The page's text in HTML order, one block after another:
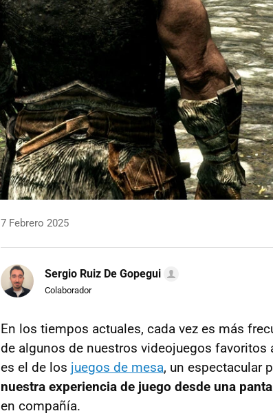
7 Febrero 2025
Sergio Ruiz De Gopegui
Colaborador
En los tiempos actuales, cada vez es más
de algunos de nuestros videojuegos
es el de los juegos de mesa, un espectacular
nuestra experiencia de juego desde una
en compañía.